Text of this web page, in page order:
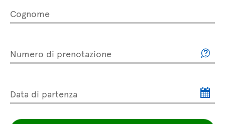
Cognome
Numero di prenotazione
Data di partenza